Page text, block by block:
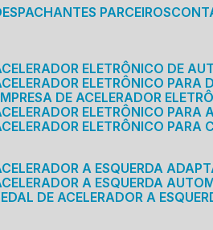
DESPACHANTES PARCEIROS
ACELERADOR ELETRÔNICO DE
ACELERADOR ELETRÔNICO PARA
EMPRESA DE ACELERADOR
ACELERADOR ELETRÔNICO PARA
ACELERADOR ELETRÔNICO PARA
ACELERADOR A ESQUERDA
ACELERADOR A ESQUERDA
PEDAL DE ACELERADOR A